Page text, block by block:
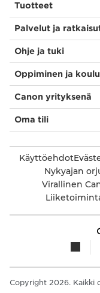
Tuotteet
Palvelut ja
Ohje ja tuki
Oppiminen ja
Canon yrityksenä
Oma tili
Käyttöehdot
Nykyajan
Virallinen
Copyright 2026. Kaikki